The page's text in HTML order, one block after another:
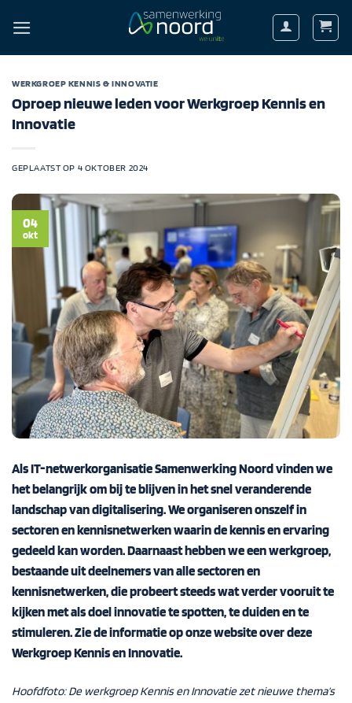
naar
WERKGROEP KENNIS & INNOVATIE
Oproep nieuwe leden voor Werkgroep Kennis en
Innovatie
GEPLAATST OP 4 OKTOBER 2024
04
okt
Als IT-netwerkorganisatie Samenwerking Noord vinden we
het belangrijk om bij te blijven in het snel veranderende
landschap van digitalisering. We organiseren onszelf in
sectoren en kennisnetwerken waarin de kennis en ervaring
gedeeld kan worden. Daarnaast hebben we een werkgroep,
bestaande uit deelnemers van alle sectoren en
kennisnetwerken, die probeert steeds wat verder vooruit te
kijken met als doel innovatie te spotten, te duiden en te
stimuleren. Zie de informatie op onze website over deze
Werkgroep Kennis en Innovatie.
Hoofdfoto: De werkgroep Kennis en Innovatie zet nieuwe thema’s